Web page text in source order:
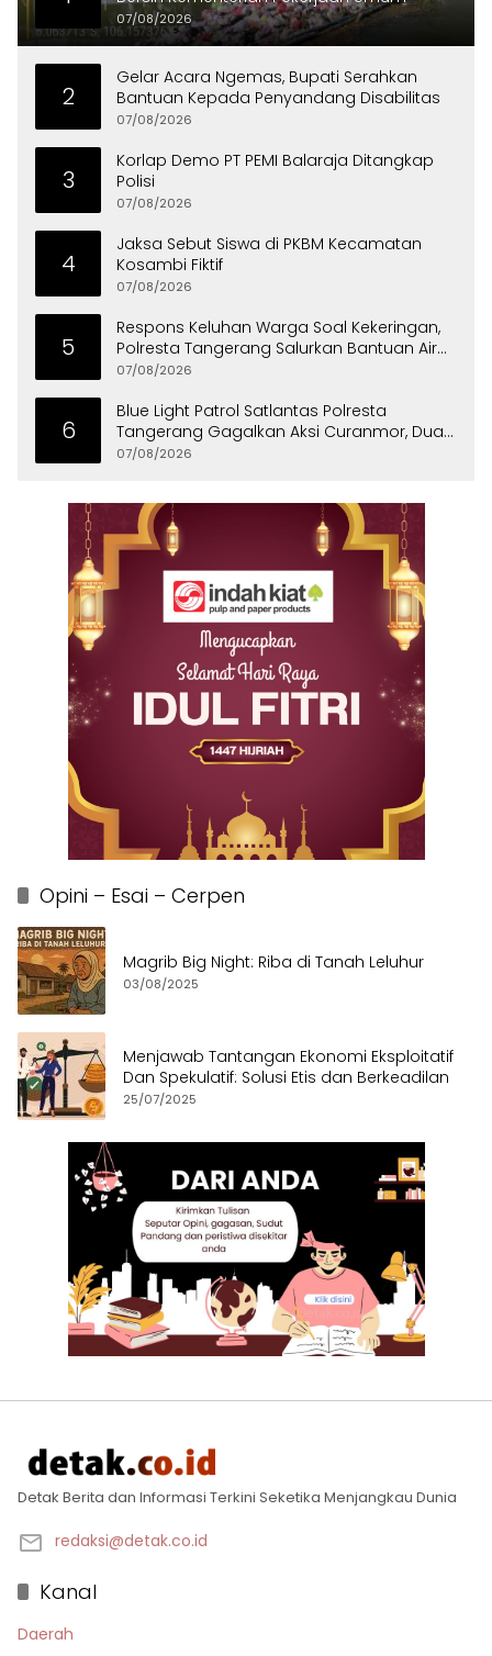
07/08/2026
2
Gelar Acara Ngemas, Bupati Serahkan
Bantuan Kepada Penyandang Disabilitas
07/08/2026
3
Korlap Demo PT PEMI Balaraja Ditangkap
Polisi
07/08/2026
4
Jaksa Sebut Siswa di PKBM Kecamatan
Kosambi Fiktif
07/08/2026
5
Respons Keluhan Warga Soal Kekeringan,
Polresta Tangerang Salurkan Bantuan Air
Bersih ke Panongan
07/08/2026
6
Blue Light Patrol Satlantas Polresta
Tangerang Gagalkan Aksi Curanmor, Dua
Pria Diamankan
07/08/2026
Opini – Esai – Cerpen
Magrib Big Night: Riba di Tanah Leluhur
03/08/2025
Menjawab Tantangan Ekonomi Eksploitatif
Dan Spekulatif: Solusi Etis dan Berkeadilan
25/07/2025
Detak Berita dan Informasi Terkini Seketika Menjangkau Dunia
redaksi@detak.co.id
Kanal
Daerah